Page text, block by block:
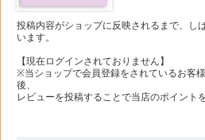
投稿内容がショップに反映されるまで、し
います。
【現在ログインされておりません】
※当ショップで会員登録をされているお客
後、
レビューを投稿することで当店のポイント